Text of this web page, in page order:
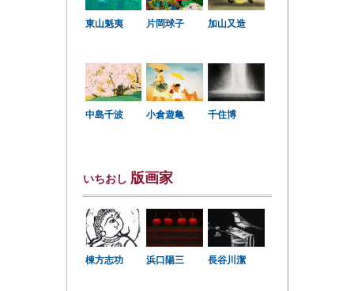
東山魁夷 片岡球子 加山又造
中島千波 小倉遊亀 千住博
いちおし 版画家
棟方志功 浜口陽三 長谷川潔